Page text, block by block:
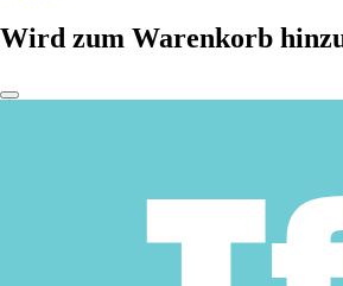
Wird zum Warenkorb